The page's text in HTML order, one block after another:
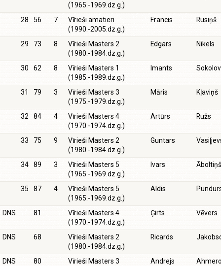
(1965.-1969.dz.g.)
28 56 7
Vīrieši amatieri
(1990.-2005.dz.g.)
Francis Rusiņš
29 73 8
Vīrieši Masters 2
(1980.-1984.dz.g.)
Edgars Nikels
30 62 8
Vīrieši Masters 1
(1985.-1989.dz.g.)
Imants
31 79 3
Vīrieši Masters 3
(1975.-1979.dz.g.)
Māris Kļaviņš
32 84 4
Vīrieši Masters 4
(1970.-1974.dz.g.)
Artūrs Ružs
33 75 9
Vīrieši Masters 2
(1980.-1984.dz.g.)
Guntars
34 89 3
Vīrieši Masters 5
(1965.-1969.dz.g.)
Ivars Āboltiņš
35 87 4
Vīrieši Masters 5
(1965.-1969.dz.g.)
Aldis
DNS 81
Vīrieši Masters 4
(1970.-1974.dz.g.)
Ģirts Vēvers
DNS 68
Vīrieši Masters 2
(1980.-1984.dz.g.)
Ricards
DNS 80
Vīrieši Masters 3
Andrejs